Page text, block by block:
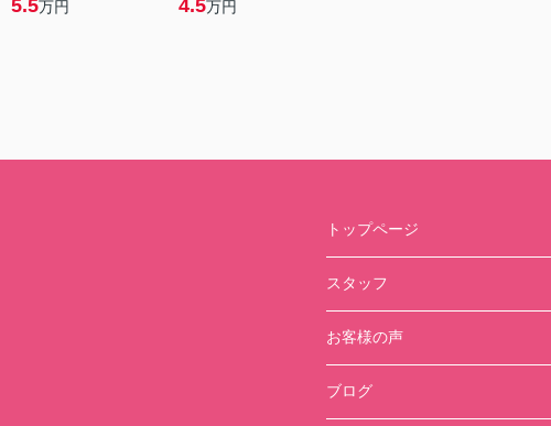
5.5万円 4.5万円
トップページ
スタッフ
お客様の声
ブログ